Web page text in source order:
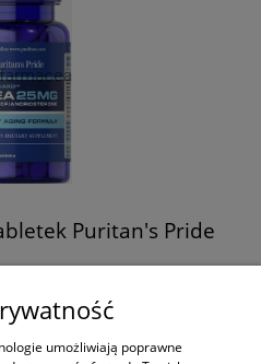
Puritan's Pride
koszykaumożliwiają poprawne